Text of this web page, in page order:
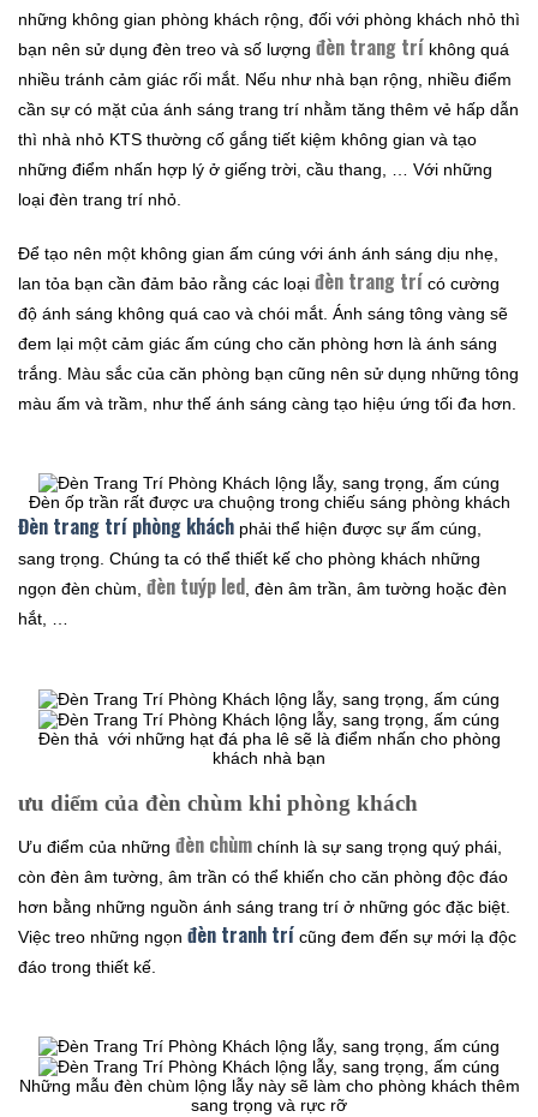
những không gian phòng khách rộng, đối với phòng khách nhỏ thì
bạn nên sử dụng đèn treo và số lượng đèn trang trí không quá
nhiều tránh cảm giác rối mắt. Nếu như nhà bạn rộng, nhiều điểm
cần sự có mặt của ánh sáng trang trí nhằm tăng thêm vẻ hấp dẫn
thì nhà nhỏ KTS thường cố gắng tiết kiệm không gian và tạo
những điểm nhấn hợp lý ở giếng trời, cầu thang, … Với những
loại đèn trang trí nhỏ.
Để tạo nên một không gian ấm cúng với ánh ánh sáng dịu nhẹ,
lan tỏa bạn cần đảm bảo rằng các loại đèn trang trí có cường
độ ánh sáng không quá cao và chói mắt. Ánh sáng tông vàng sẽ
đem lại một cảm giác ấm cúng cho căn phòng hơn là ánh sáng
trắng. Màu sắc của căn phòng bạn cũng nên sử dụng những tông
màu ấm và trầm, như thế ánh sáng càng tạo hiệu ứng tối đa hơn.
Đèn ốp trần rất được ưa chuộng trong chiếu sáng phòng khách
Đèn trang trí phòng khách phải thể hiện được sự ấm cúng,
sang trọng. Chúng ta có thể thiết kế cho phòng khách những
ngọn đèn chùm, đèn tuýp led, đèn âm trần, âm tường hoặc đèn
hắt, …
Đèn thả với những hạt đá pha lê sẽ là điểm nhấn cho phòng
khách nhà bạn
ưu diểm của đèn chùm khi phòng khách
Ưu điểm của những đèn chùm chính là sự sang trọng quý phái,
còn đèn âm tường, âm trần có thể khiến cho căn phòng độc đáo
hơn bằng những nguồn ánh sáng trang trí ở những góc đặc biệt.
Việc treo những ngọn đèn tranh trí cũng đem đến sự mới lạ độc
đáo trong thiết kế.
Những mẫu đèn chùm lộng lẫy này sẽ làm cho phòng khách thêm
sang trọng và rực rỡ